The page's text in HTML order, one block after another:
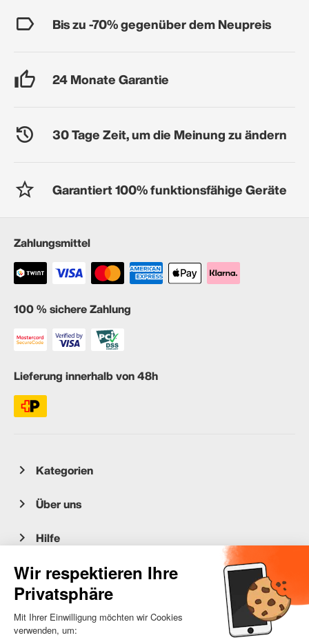
Bis zu -70% gegenüber dem Neupreis
24 Monate Garantie
30 Tage Zeit, um die Meinung zu ändern
Garantiert 100% funktionsfähige Geräte
Zahlungsmittel
100 % sichere Zahlung
Lieferung innerhalb von 48h
Kategorien
Über uns
Hilfe
Kundenservice
occasion.migros.mobile@recommerce.com
Montag-Freitag 08:00-17:00